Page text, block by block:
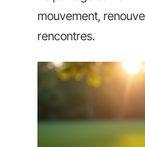
mouvement,
rencontres.